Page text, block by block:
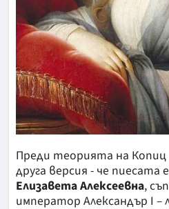
Преди теорията на
друга версия - че пиесата
Елизавета Алексеевна,
император Александър I –